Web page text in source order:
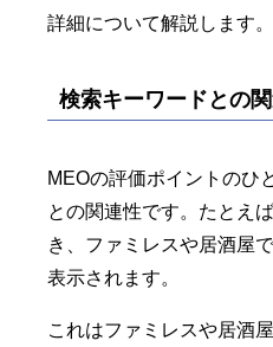
詳細について解説します。
検索キーワードとの
MEOの評価ポイントのひ
との関連性です。たとえ
き、ファミレスや居酒屋
表示されます。
これはファミレスや居酒